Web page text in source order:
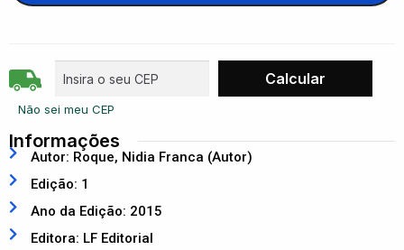
Não sei meu CEP
Informações
Autor: Roque, Nidia Franca (Autor)
Edição: 1
Ano da Edição: 2015
Editora: LF Editorial